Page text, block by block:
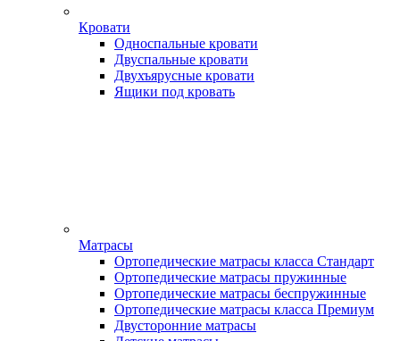
Кровати
Односпальные кровати
Двуспальные кровати
Двухъярусные кровати
Ящики под кровать
Матрасы
Ортопедические матрасы класса Стандарт
Ортопедические матрасы пружинные
Ортопедические матрасы беспружинные
Ортопедические матрасы класса Премиум
Двусторонние матрасы